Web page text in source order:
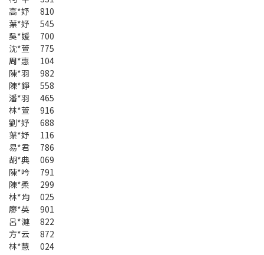
高*妤 810
葉*妤 545
吳*媛 700
沈*萱 775
周*惠 104
陳*羽 982
陳*錚 558
潘*羽 465
林*萱 916
劉*妤 688
葉*妤 116
易*君 786
胡*典 069
陳*吟 791
陳*柔 299
林*均 025
廖*英 901
呂*漣 822
方*云 872
林*慧 024